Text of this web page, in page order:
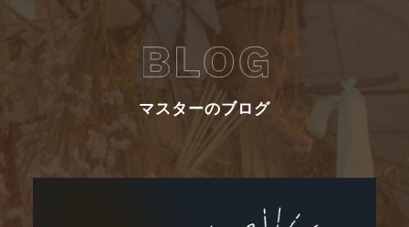
マスターのブログ